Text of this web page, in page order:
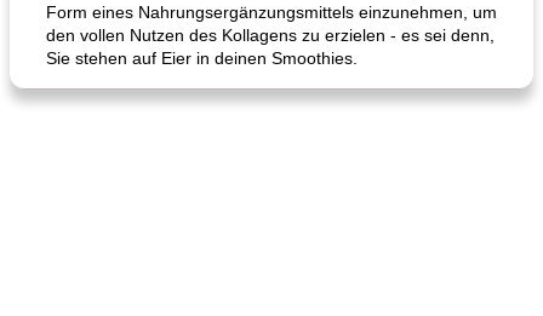
Form eines Nahrungsergänzungsmittels einzunehmen, um
den vollen Nutzen des Kollagens zu erzielen - es sei denn,
Sie stehen auf Eier in deinen Smoothies.